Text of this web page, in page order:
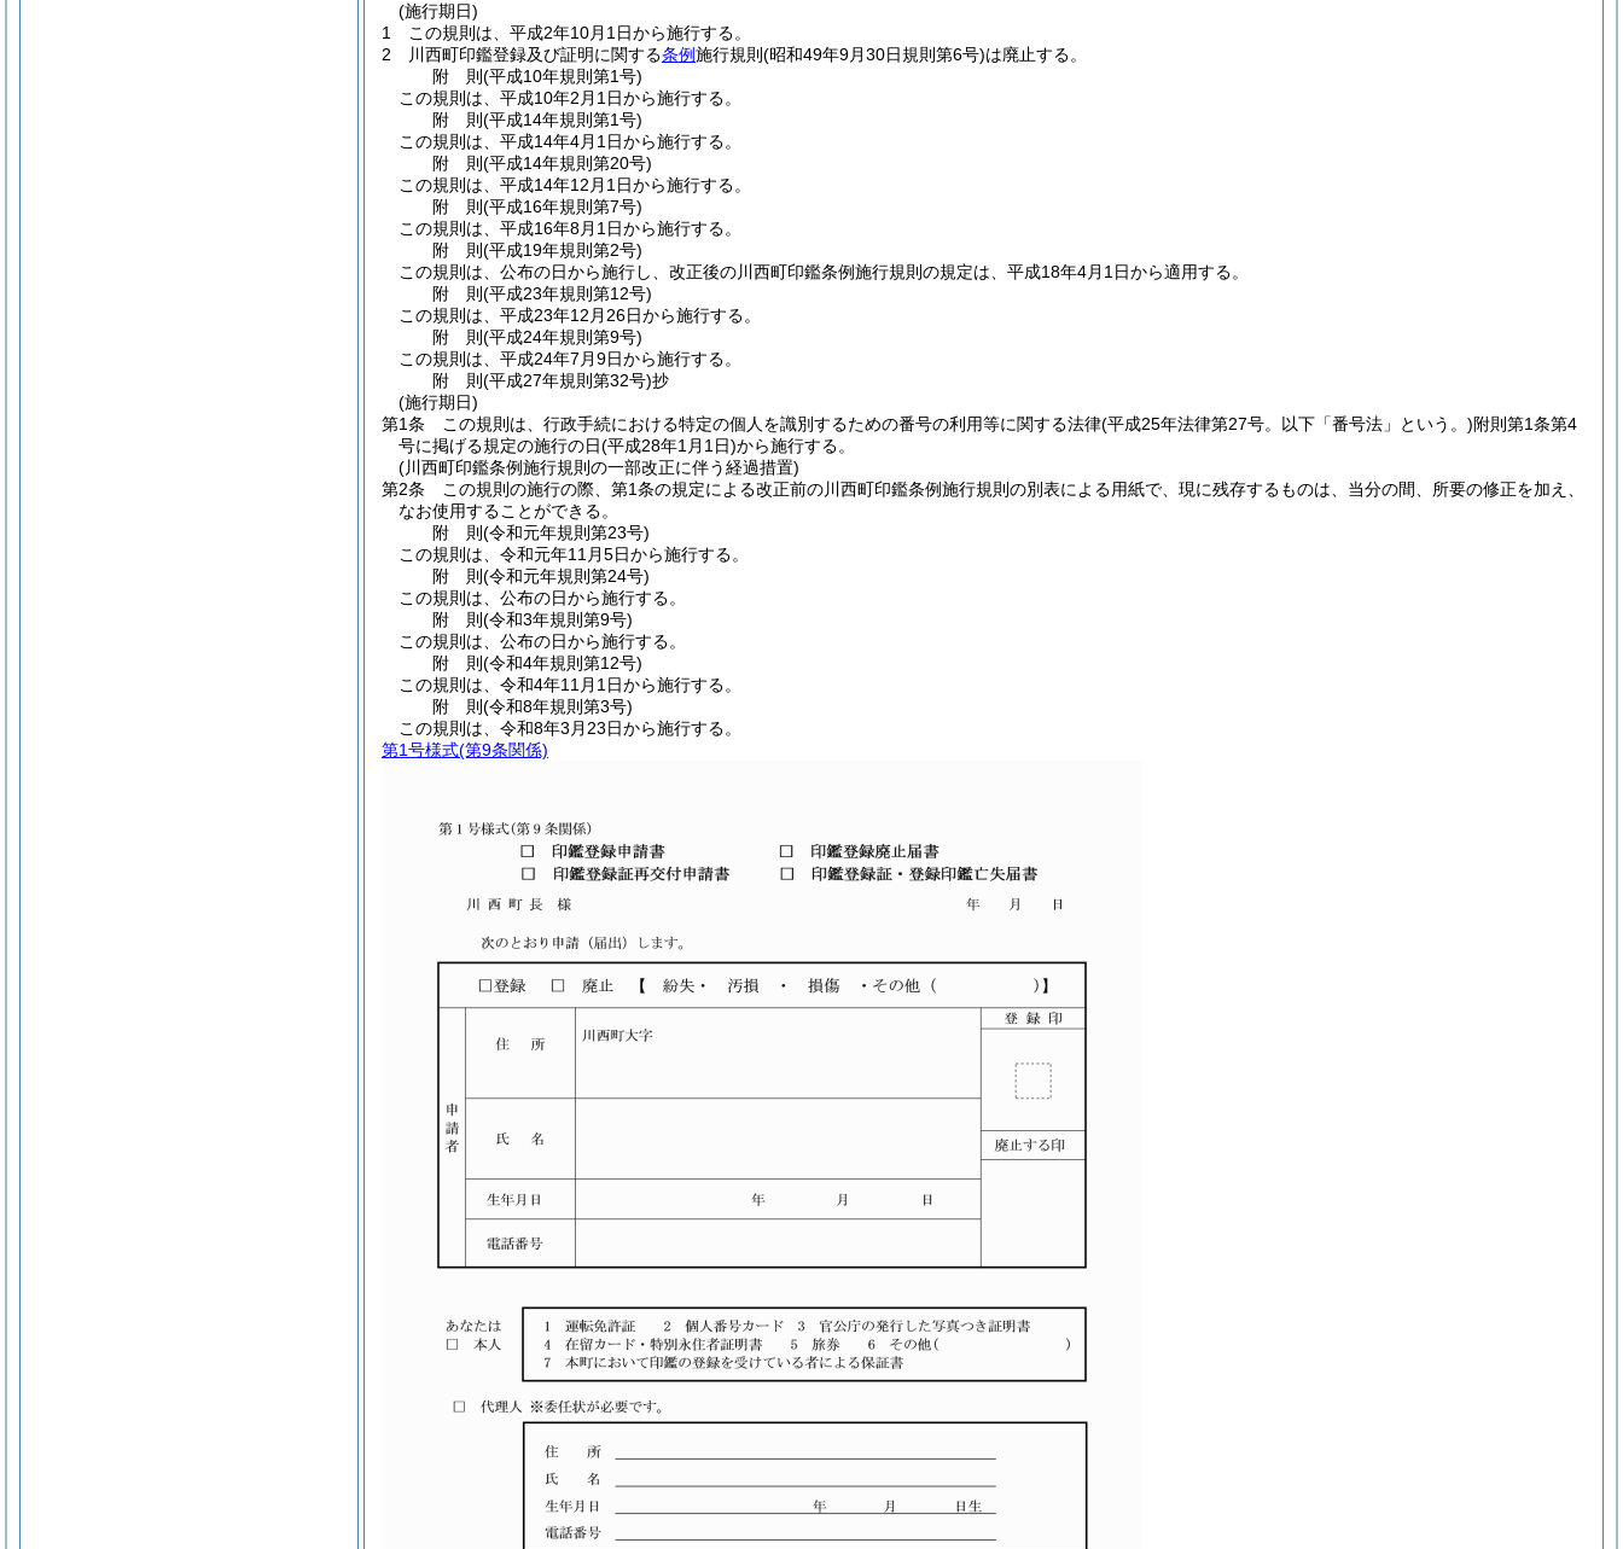
(施行期日)
1
この規則は、平成2年10月1日から施行する。
2
川西町印鑑登録及び証明に関する条例施行規則 (昭和49年9月30日規則第6号)は廃止する。
附 則(平成10年規則第1号)
この規則は、平成10年2月1日から施行する。
附 則(平成14年規則第1号)
この規則は、平成14年4月1日から施行する。
附 則(平成14年規則第20号)
この規則は、平成14年12月1日から施行する。
附 則(平成16年規則第7号)
この規則は、平成16年8月1日から施行する。
附 則(平成19年規則第2号)
この規則は、公布の日から施行し、改正後の川西町印鑑条例施行規則の規定は、平成18年4月1日から適用する。
附 則(平成23年規則第12号)
この規則は、平成23年12月26日から施行する。
附 則(平成24年規則第9号)
この規則は、平成24年7月9日から施行する。
附 則(平成27年規則第32号)抄
(施行期日)
第1条
この規則は、行政手続における特定の個人を識別するための番号の利用等に関する法律(平成25年法律第27号。以下「番号法」という。)附則第1条第4
号に掲げる規定の施行の日(平成28年1月1日)から施行する。
(川西町印鑑条例施行規則の一部改正に伴う経過措置)
第2条
この規則の施行の際、第1条の規定による改正前の川西町印鑑条例施行規則の別表による用紙で、現に残存するものは、当分の間、所要の修正を加え、
なお使用することができる。
附 則(令和元年規則第23号)
この規則は、令和元年11月5日から施行する。
附 則(令和元年規則第24号)
この規則は、公布の日から施行する。
附 則(令和3年規則第9号)
この規則は、公布の日から施行する。
附 則(令和4年規則第12号)
この規則は、令和4年11月1日から施行する。
附 則(令和8年規則第3号)
この規則は、令和8年3月23日から施行する。
第1号様式(第9条関係)